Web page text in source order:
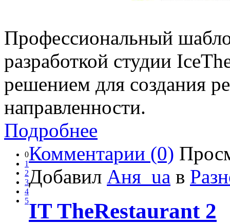
Профессиональный
разработкой студии
решением для создания
направленности.
Подробнее
0
1
2
3
4
5
Комментарии (0)
Добавил Аня_ua в
IT TheRestaurant 2